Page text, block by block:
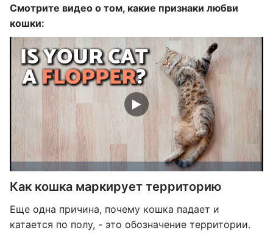
Смотрите видео о том, какие признаки любви
кошки:
Как кошка маркирует территорию
Еще одна причина, почему кошка падает и
катается по полу, - это обозначение территории.